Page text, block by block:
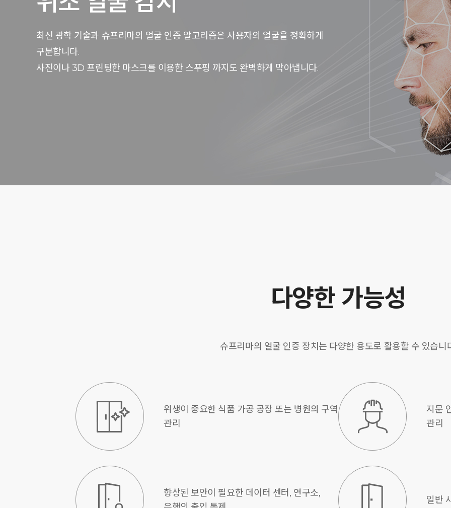
최신 광학 기술과 슈프리마의 얼굴 인증 알고리즘은 사용자의 얼굴을 정확하게
구분합니다.
사진이나 3D 프린팅한 마스크를 이용한 스푸핑 까지도 완벽하게 막아냅니다.
다양한 가능성
슈프리마의 얼굴 인증 장치는 다양한 용도로 활용할 수 있습니
위생이 중요한 식품 가공 공장 또는 병원의 구역
관리
지문
관리
향상된 보안이 필요한 데이터 센터, 연구소,
일반